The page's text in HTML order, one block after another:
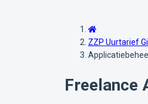
ZZP Uurtarief
Freelance